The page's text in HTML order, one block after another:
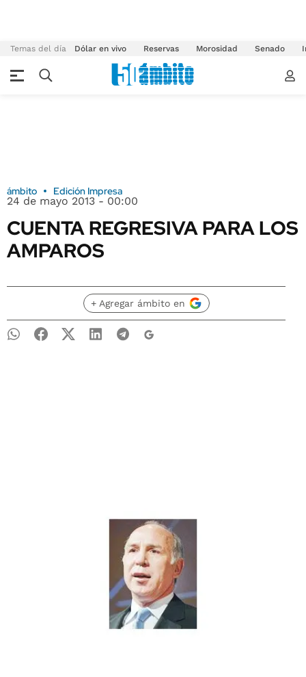
Temas del día Dólar en vivo Reservas Morosidad Senado
ámbito Edición Impresa
24 de mayo 2013 - 00:00
CUENTA REGRESIVA PARA LOS
AMPAROS
+ Agregar ámbito en